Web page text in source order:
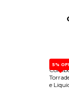
5%
e